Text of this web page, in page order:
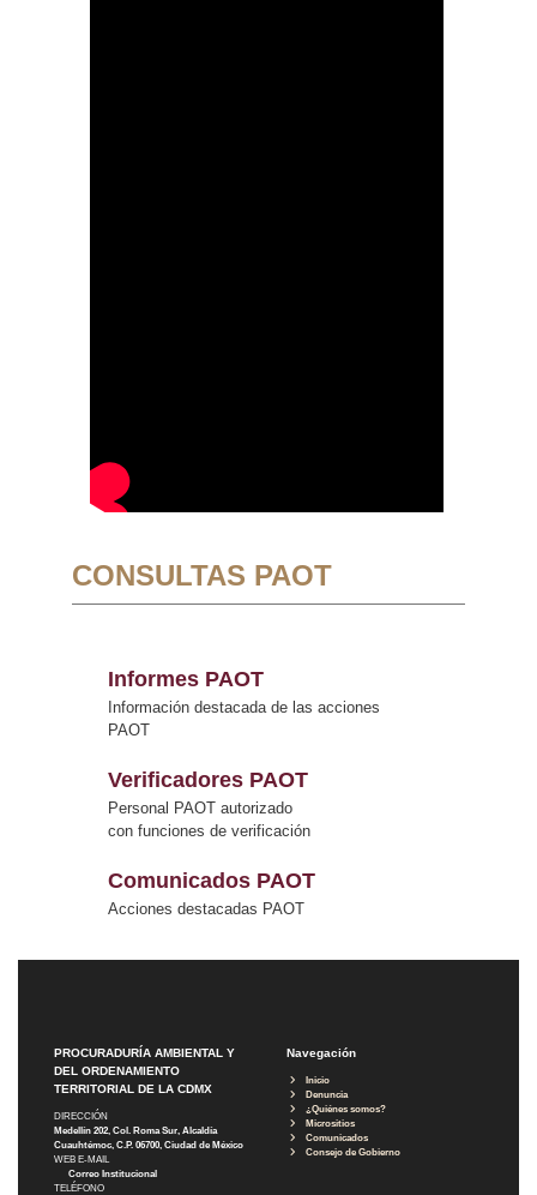
CONSULTAS PAOT
Informes PAOT
Información destacada de las acciones
PAOT
Verificadores PAOT
Personal PAOT autorizado
con funciones de verificación
Comunicados PAOT
Acciones destacadas PAOT
PROCURADURÍA AMBIENTAL Y
DEL ORDENAMIENTO
TERRITORIAL DE LA CDMX
DIRECCIÓN
Medellín 202, Col. Roma Sur, Alcaldía
Cuauhtémoc, C.P. 06700, Ciudad de México
WEB E-MAIL
Correo Institucional
TELÉFONO
Navegación
Inicio
Denuncia
¿Quiénes somos?
Micrositios
Comunicados
Consejo de Gobierno